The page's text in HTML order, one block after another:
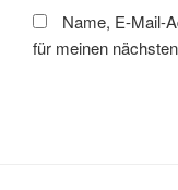
Name, E-Mail-
für meinen